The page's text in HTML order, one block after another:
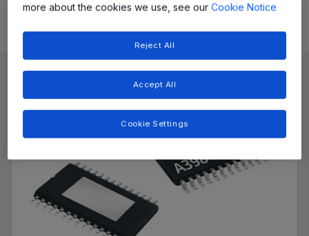
Product Details
more about the cookies we use, see ourCookie Notice
Reject All
Accept All
Cookie Settings